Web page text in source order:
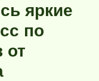
яркие
по
от